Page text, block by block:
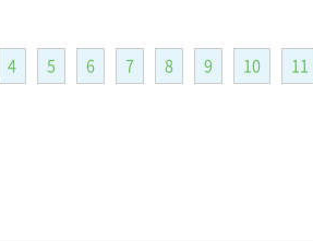
4 5 6 7 8 9 10 11